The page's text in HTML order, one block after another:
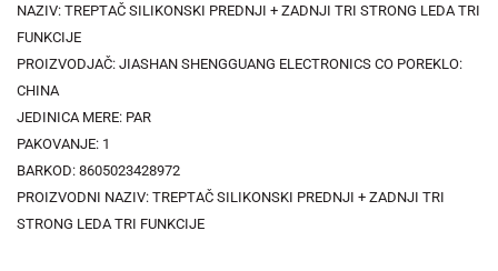
NAZIV: TREPTAČ SILIKONSKI PREDNJI + ZADNJI TRI STRONG LEDA TRI
FUNKCIJE
PROIZVODJAČ: JIASHAN SHENGGUANG ELECTRONICS CO POREKLO:
CHINA
JEDINICA MERE: PAR
PAKOVANJE: 1
BARKOD: 8605023428972
PROIZVODNI NAZIV: TREPTAČ SILIKONSKI PREDNJI + ZADNJI TRI
STRONG LEDA TRI FUNKCIJE